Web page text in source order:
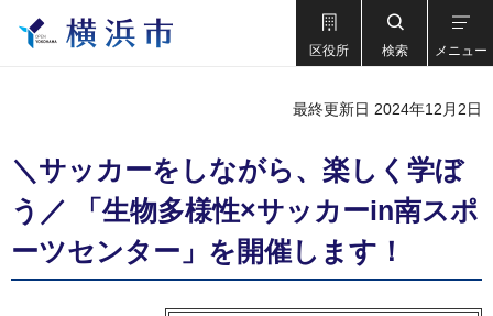
区役所 検索 メニュー
最終更新日 2024年12月2日
＼サッカーをしながら、楽しく学ぼ
う／ 「生物多様性×サッカーin南スポ
ーツセンター」を開催します！